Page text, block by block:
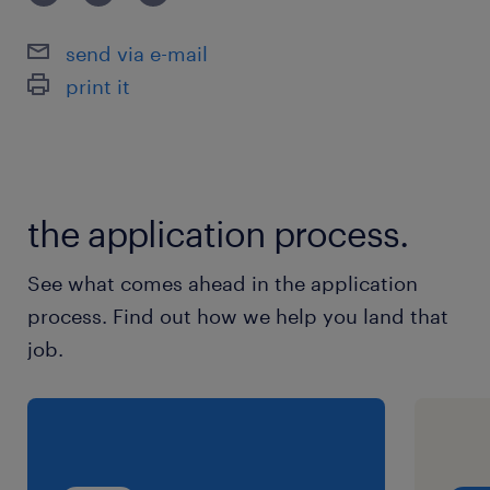
PLM/PDM megoldásainak értékesítése és
bemutatása
piacbővítés)
Meglévő és potenciális ügyfelekkel való
folyamatos kapcsolattartás,
send via e-mail
print it
the application process.
See what comes ahead in the application
process. Find out how we help you land that
job.